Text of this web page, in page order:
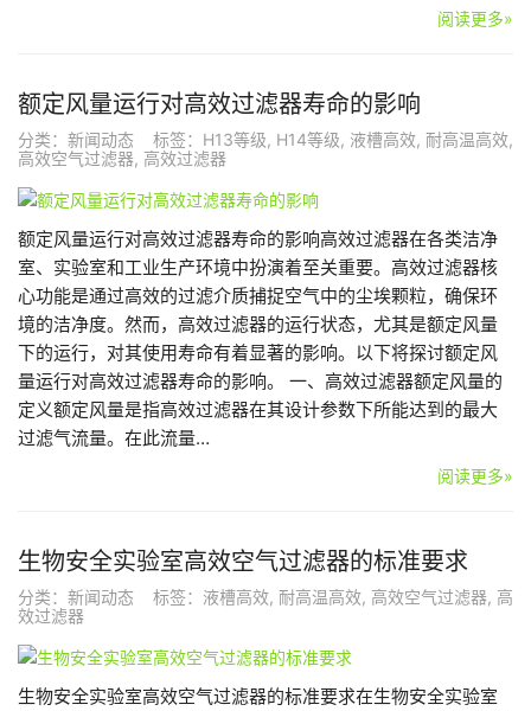
阅读更多»
额定风量运行对高效过滤器寿命的影响
分类： 新闻动态 标签： H13等级, H14等级, 液槽高效, 耐高温高效,
高效空气过滤器, 高效过滤器
额定风量运行对高效过滤器寿命的影响高效过滤器在各类洁净
室、实验室和工业生产环境中扮演着至关重要。高效过滤器核
心功能是通过高效的过滤介质捕捉空气中的尘埃颗粒，确保环
境的洁净度。然而，高效过滤器的运行状态，尤其是额定风量
下的运行，对其使用寿命有着显著的影响。以下将探讨额定风
量运行对高效过滤器寿命的影响。 一、高效过滤器额定风量的
定义额定风量是指高效过滤器在其设计参数下所能达到的最大
过滤气流量。在此流量…
阅读更多»
生物安全实验室高效空气过滤器的标准要求
分类： 新闻动态 标签： 液槽高效, 耐高温高效, 高效空气过滤器, 高
效过滤器
生物安全实验室高效空气过滤器的标准要求在生物安全实验室